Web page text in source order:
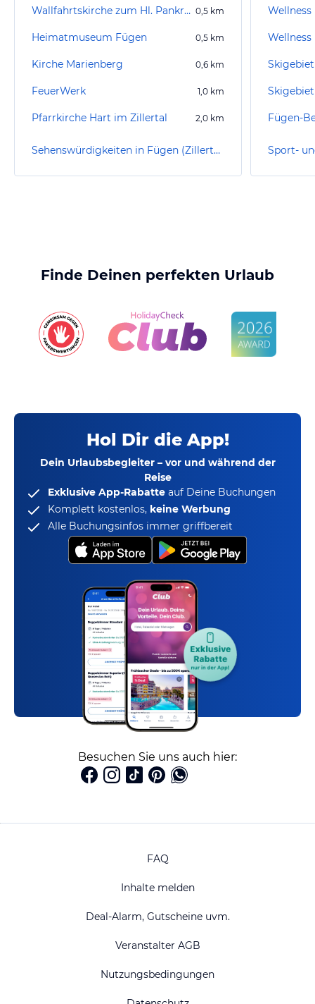
Wallfahrtskirche zum Hl. Pankratius 0,5 km
Heimatmuseum Fügen 0,5 km
Kirche Marienberg 0,6 km
FeuerWerk 1,0 km
Pfarrkirche Hart im Zillertal 2,0 km
Sehenswürdigkeiten in Fügen (Zillertal)
Fügen-
Finde Deinen perfekten Urlaub
Hol Dir die App!
Dein Urlaubsbegleiter – vor und während der
Reise
Exklusive App-Rabatte auf Deine Buchungen
Komplett kostenlos, keine Werbung
Alle Buchungsinfos immer griffbereit
Besuchen Sie uns auch hier:
FAQ
Inhalte melden
Deal-Alarm, Gutscheine uvm.
Veranstalter AGB
Nutzungsbedingungen